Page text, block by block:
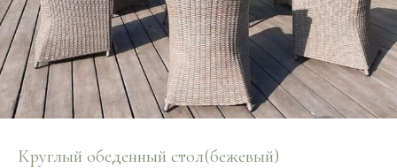
Круглый обеденный стол(бежевый)